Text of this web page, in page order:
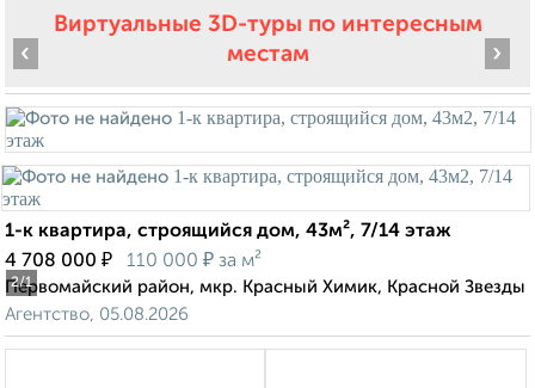
Виртуальные 3D-туры по интересным
местам
2/1
‹ ›
1-к квартира, строящийся дом, 43м², 7/14 этаж
4 708 000 ₽ 110 000 ₽ за м²
Первомайский район, мкр. Красный Химик, Красной Звезды
Агентство, 05.08.2026